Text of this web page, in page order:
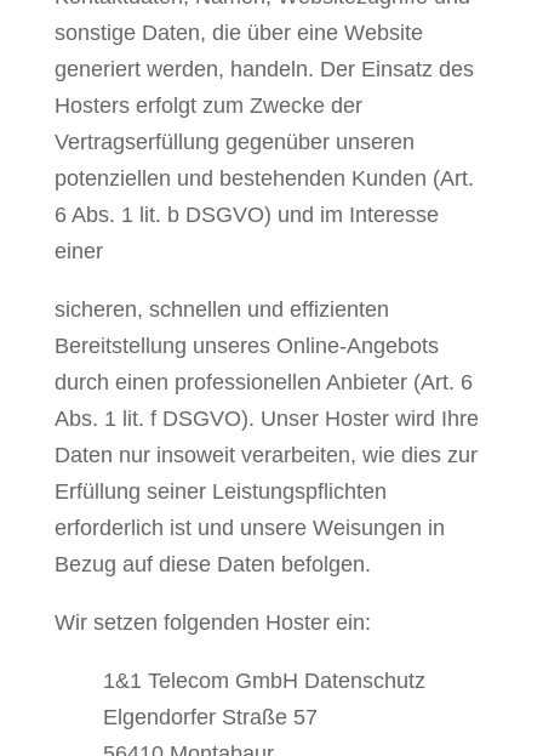
sonstige Daten, die über eine Website
generiert werden, handeln. Der Einsatz des
Hosters erfolgt zum Zwecke der
Vertragserfüllung gegenüber unseren
potenziellen und bestehenden Kunden (Art.
6 Abs. 1 lit. b DSGVO) und im Interesse
einer
sicheren, schnellen und effizienten
Bereitstellung unseres Online-Angebots
durch einen professionellen Anbieter (Art. 6
Abs. 1 lit. f DSGVO). Unser Hoster wird Ihre
Daten nur insoweit verarbeiten, wie dies zur
Erfüllung seiner Leistungspflichten
erforderlich ist und unsere Weisungen in
Bezug auf diese Daten befolgen.
Wir setzen folgenden Hoster ein:
1&1 Telecom GmbH Datenschutz
Elgendorfer Straße 57